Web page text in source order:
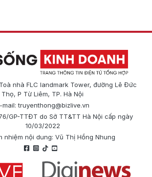
nhà FLC landmark Tower, đường Lê Đức
Thọ, P Từ Liêm, TP. Hà Nội
mail:truyenthong@bizlive.vn
GP-TTĐT do Sở TT&TT Hà Nội cấp ngày
10/03/2022
nhiệm nội dung: Vũ Thị Hồng Nhung